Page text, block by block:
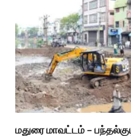
மதுரை மாவட்டம் –